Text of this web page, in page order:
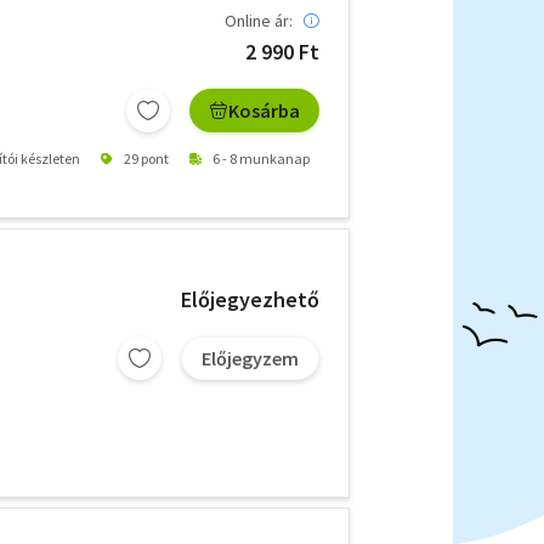
Online ár:
2 990 Ft
Kosárba
készleten 29 pont 6 - 8 munkanap
Előjegyezhető
Előjegyzem